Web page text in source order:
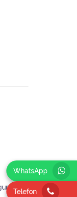
WhatsApp
Telefon